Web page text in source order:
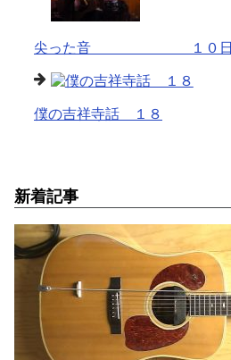
尖った音 １０日
僕の吉祥寺話 １８
新着記事